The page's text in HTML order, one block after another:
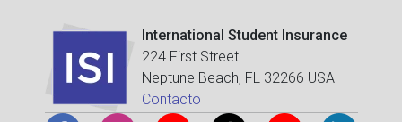
International Student Insurance
224 First Street
Neptune Beach, FL 32266 USA
Contacto